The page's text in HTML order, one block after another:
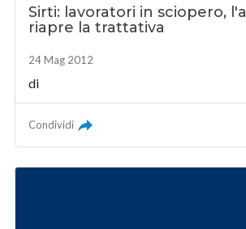
Sirti: lavoratori in sciopero,
riapre la trattativa
24 Mag 2012
di
Condividi